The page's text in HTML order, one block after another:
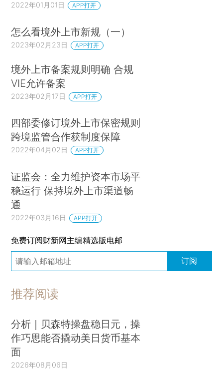
2022年01月01日 APP打开
怎么看境外上市新规（一）
2023年02月23日 APP打开
境外上市备案规则明确 合规
VIE允许备案
2023年02月17日 APP打开
四部委修订境外上市保密规则
跨境监管合作获制度保障
2022年04月02日 APP打开
证监会：全力维护资本市场平
稳运行 保持境外上市渠道畅
通
2022年03月16日 APP打开
免费订阅财新网主编精选版电邮
订阅
推荐阅读
分析｜贝森特操盘稳日元，操
作巧思能否撬动美日货币基本
面
2026年08月06日